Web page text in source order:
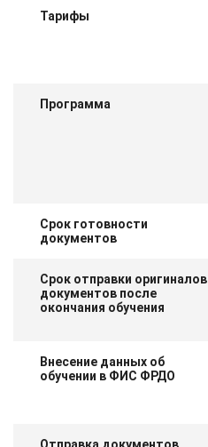
Тарифы
Программа
Срок готовности
документов
Срок отправки оригиналов
документов после
окончания обучения
Внесение данных об
обучении в ФИС ФРДО
Отправка документов